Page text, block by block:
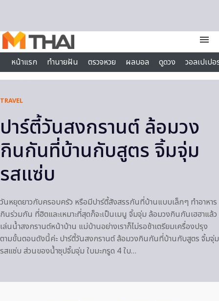
menu
หน้าแรก
ทำนายฝัน ตรวจหวย ผลบอล ดูดวง
วอลเปเป
ไลฟ์สไตล์
TRAVEL
ปาร์ตี้วันสงกรานต์ ล้อมวง
กินกันที่บ้านกับสูตร จิ้มจุ่ม
รสแซ่บ
วันหยุดยาวกับครอบครัว หรือมีปาร์ตี้สังสรรกันที่บ้านแบบเล็กๆ ทำอาหาร
กินร่วมกัน ที่ฮิตและเหมาะที่สุดก็จะเป็นเมนู จิ้มจุ่ม ล้อมวงกินกันเฮฮาแล้ว
เล่นน้ำสงกรานต์หน้าบ้าน แม่บ้านอย่างเราก็ไม่รอช้าเตรียมเครื่องปรุง
ตามขั้นตอนดังนี้ค่ะ ปาร์ตี้วันสงกรานต์ ล้อมวงกินกันที่บ้านกับสูตร จิ้มจุ่ม
รสแซ่บ ส่วนของน้ำซุปจิ้มจุ่ม ใบมะกรูด 4 ใบ…